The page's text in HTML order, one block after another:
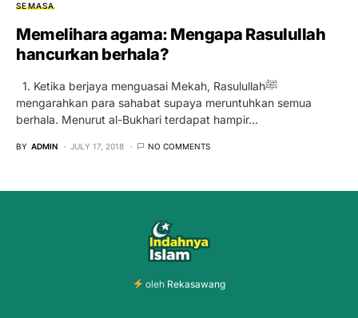
SEMASA
Memelihara agama: Mengapa Rasulullah
hancurkan berhala?
1. Ketika berjaya menguasai Mekah, Rasulullahﷺ
mengarahkan para sahabat supaya meruntuhkan semua
berhala. Menurut al-Bukhari terdapat hampir…
BY ADMIN JULY 17, 2018 NO COMMENTS
oleh Rekasawang